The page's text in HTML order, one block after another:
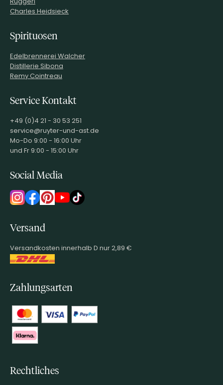
Charles Heidsieck
Spirituosen
Edelbrennerei Walcher
Distillerie Sibona
Remy Cointreau
Service Kontakt
+49 (0)4 21 - 30 53 251
service@ruyter-und-ast.de
Mo-Do 9:00 - 16:00 Uhr
und Fr 9:00 - 15:00 Uhr
Social Media
Versand
Versandkosten innerhalb D nur 2,89 €
Zahlungsarten
Rechtliches